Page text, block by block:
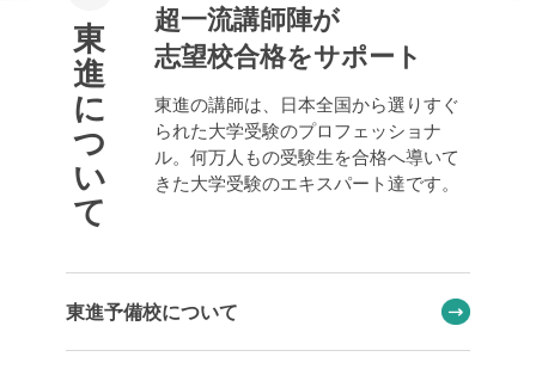
東
進
に
つ
い
て
超一流講師陣が
志望校合格をサポート
東進の講師は、日本全国から選りすぐ
られた大学受験のプロフェッショナ
ル。何万人もの受験生を合格へ導いて
きた大学受験のエキスパート達です。
東進予備校について